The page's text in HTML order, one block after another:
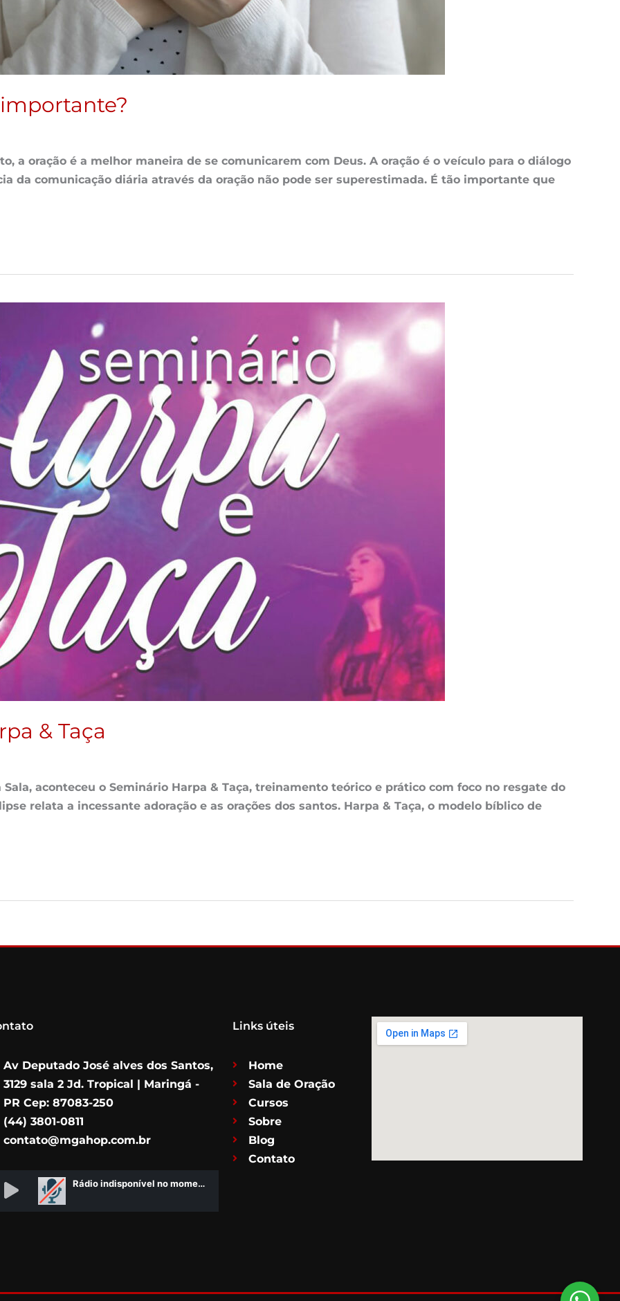
a oração é a melhor maneira de se comunicarem com Deus. A oração é o veículo para o diálogo
da comunicação diária através da oração não pode ser superestimada. É tão importante que
& Taça
aconteceu o Seminário Harpa & Taça, treinamento teórico e prático com foco no resgate do
relata a incessante adoração e as orações dos santos. Harpa & Taça, o modelo bíblico de
Av Deputado José alves dos Santos,
3129 sala 2 Jd. Tropical | Maringá -
PR Cep: 87083-250
(44) 3801-0811
contato@mgahop.com.br
Links úteis
Home
Sala de Oração
Cursos
Sobre
Blog
Contato